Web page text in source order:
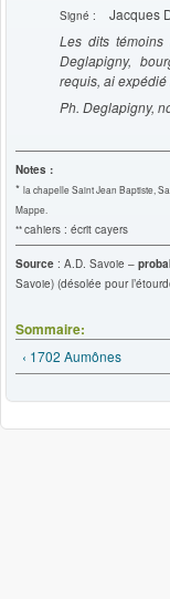
Signé :
Jacques
Les dits
Deglapigny,
requis, ai
Ph. Deglapigny,
Notes :
* la chapelle Saint Jean Baptiste,
Mappe.
**cahiers : écrit cayers
Source : A.D. Savoie –
Savoie) (désolée pour
Sommaire:
‹ 1702 Aumônes